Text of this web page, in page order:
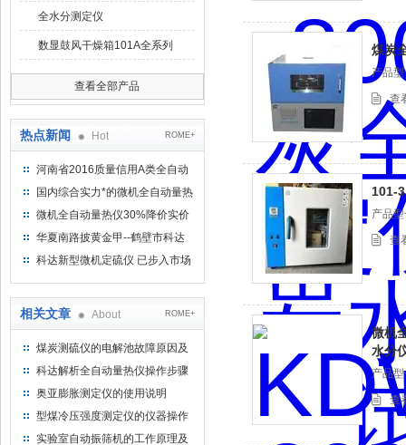
全水分测定仪
数显鼓风干燥箱101A全系列
查看全部产品
热点新闻 Hot ROME+
河南省2016质量信用A类全自动
量热仪
国内综合实力*的微机全自动量热
仪制造企业
微机全自动量热仪30%降价实价
出售
华夏南路披黄金甲--鹤壁市科达
仪器仪表有限公司
科达新型微机定硫仪 已步入市场
相关文章 About ROME+
煤炭测硫仪的电解池故障原因及
处理办法
科达解析全自动量热仪操作步骤
及日常维护
奥亚膨胀测定仪的使用说明
型煤冷压强度测定仪的仪器操作
实验室自动振筛机的工作原理及
煤炭
产品型
查
101-
产品
查
微机
水分
产品
查